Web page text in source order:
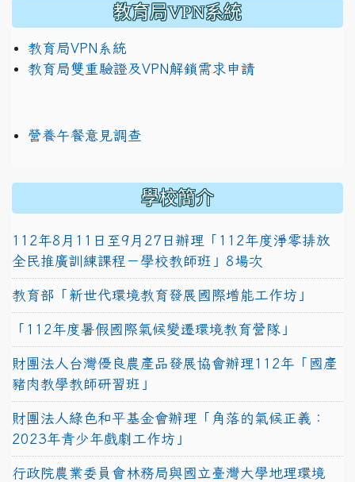
教育局VPN系統
教育局VPN系統
教育局雙重驗證及VPN解鎖需求申請
營養午餐意見調查
學校簡介
112年8月11日至9月27日辦理「112年度淨零排放
全民推廣訓練課程－學校教師班」8場次
教育部「新世代環境教育發展國際增能工作坊」
「112年度暑假國際氣候變遷環境教育營隊」
財團法人台灣優良農產品發展協會辦理112年「國產
豬肉教學教師研習班」
財團法人綠色和平基金會辦理「角落的氣候正義：
2023年青少年戲劇工作坊」
行政院農業委員會林務局與國立臺灣大學地理環境